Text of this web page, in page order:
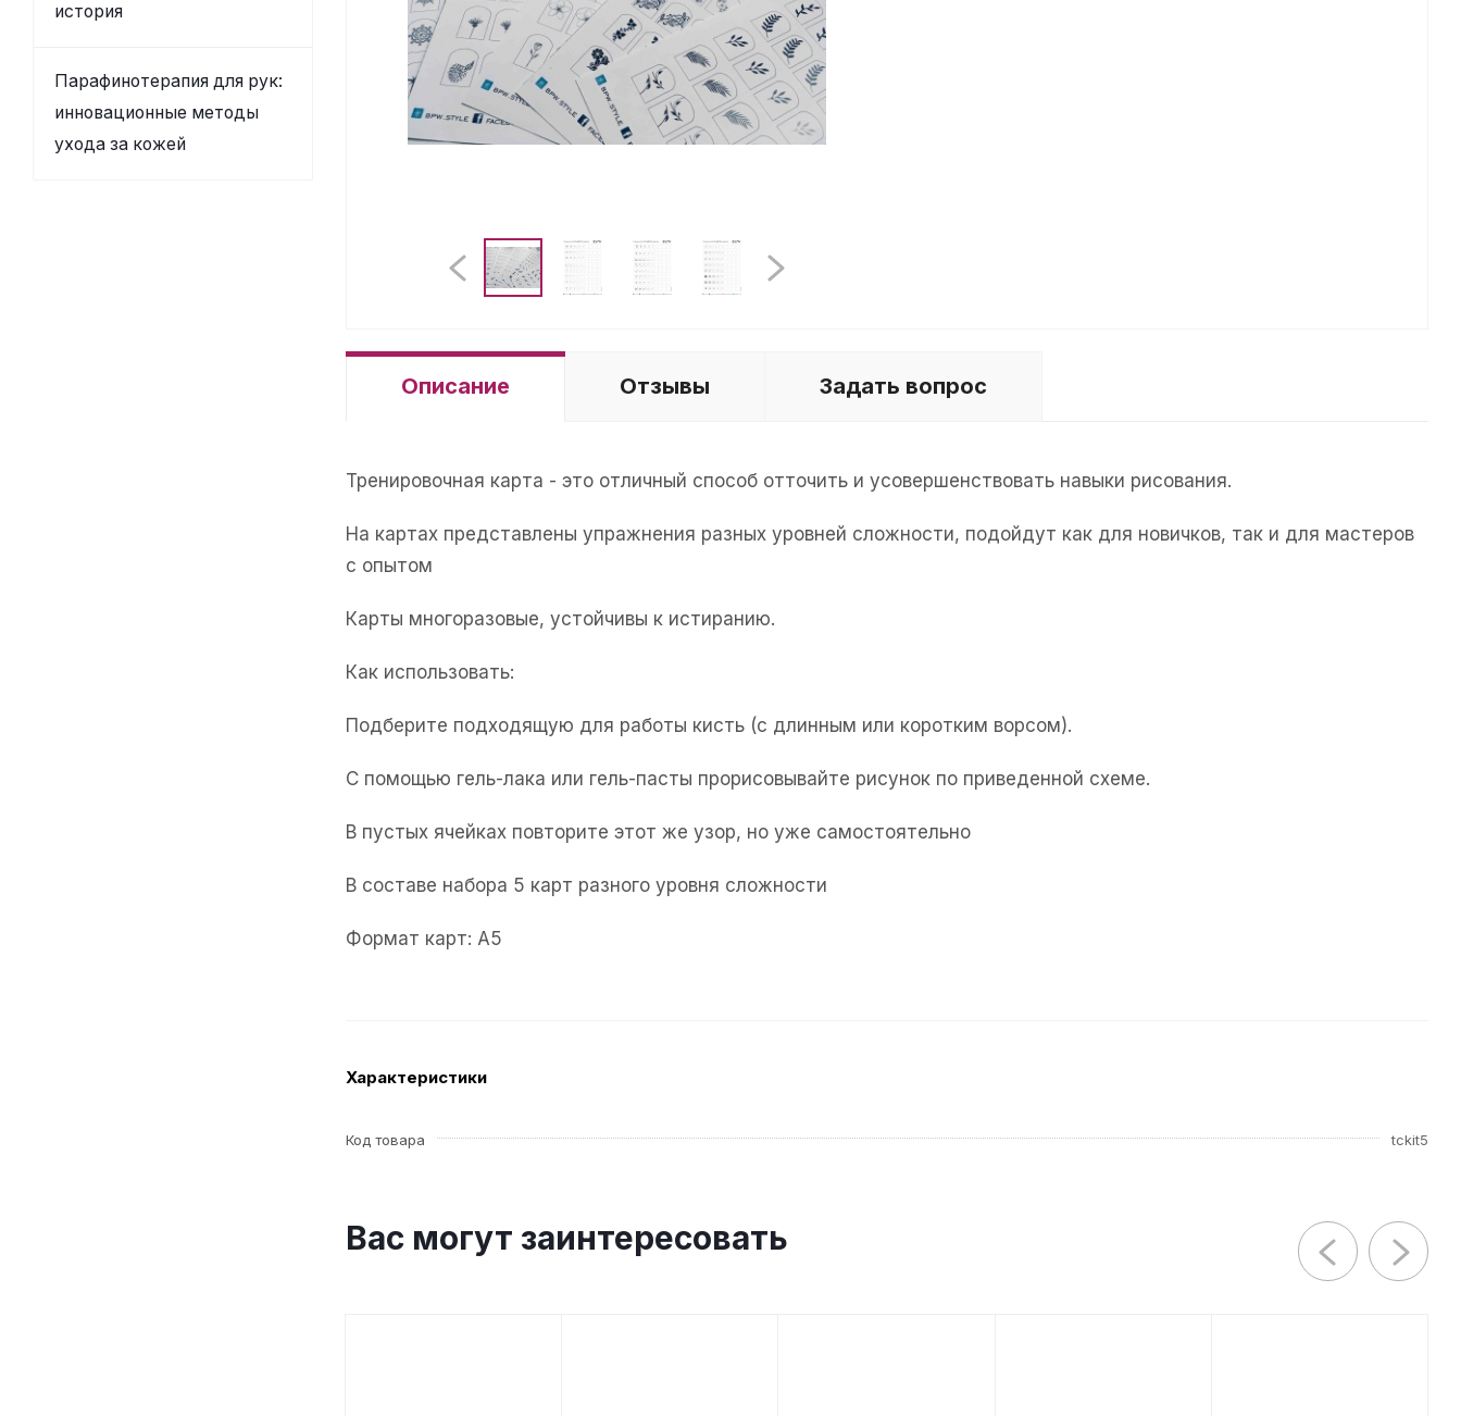
Описание Отзывы Задать вопрос
Тренировочная карта - это отличный способ отточить и усовершенствовать навыки рисования.
На картах представлены упражнения разных уровней сложности, подойдут как для новичков, так и для мастеров
с опытом
Карты многоразовые, устойчивы к истиранию.
Как использовать:
Подберите подходящую для работы кисть (с длинным или коротким ворсом).
С помощью гель-лака или гель-пасты прорисовывайте рисунок по приведенной схеме.
В пустых ячейках повторите этот же узор, но уже самостоятельно
В составе набора 5 карт разного уровня сложности
Формат карт: А5
Характеристики
Код товара tckit5
Вас могут заинтересовать
история
Парафинотерапия для рук:
инновационные методы
ухода за кожей